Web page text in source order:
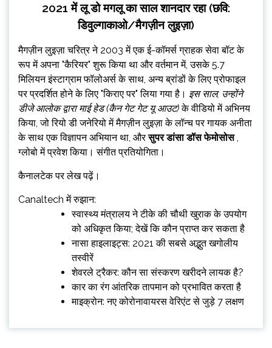
2021 में लू डो मगलू का साल शानदार रहा (छवि:
डिवुल्गाकाओ/मैगज़ीन लुइज़ा)
मैगज़ीन लुइज़ा चरित्र ने 2003 में एक ई-कॉमर्स ग्राहक सेवा बॉट के
रूप में अपना "कैरियर" शुरू किया था और वर्तमान में, उसके 5.7
मिलियन इंस्टाग्राम फॉलोअर्स के साथ, अन्य ब्रांडों के लिए प्रोफाइल
पर प्रदर्शित होने के लिए "किराए पर" लिया गया है। इस साल, उन्होंने
डीजे आलोक द्वारा माई हेड (कैन गेट गेट यू आउट)के वीडियो में अभिनय
किया, जो रियो डी जनेरियो में मैगज़ीन लुइज़ा के लॉन्च पर गायक अनीता
के साथ एक विज्ञापन अभियान था, औरसुपर डांसा डॉस फेमोसोस,
ग्लोबो में प्रवेश किया। संगीत प्रतियोगिता।
कैनालटेक पर लेख पढ़ें।
Canaltech में रुझान:
स्वास्थ्य मंत्रालय ने टीके की चौथी खुराक के उपयोग
को अधिकृत किया; देखें कि कौन प्राप्त कर सकता है
नासा हाइलाइट्स: 2021 की सबसे अद्भुत खगोलीय
तस्वीरें
शेवरले ट्रैकर: कौन सा संस्करण खरीदने लायक है?
कार का रंग आंतरिक तापमान को प्रभावित करता है
माइक्रोन: नए कोरोनावायरस वेरिएंट से जुड़े 7 लक्षण